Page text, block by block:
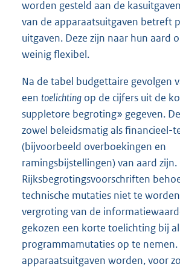
worden gesteld aan de
van de apparaatsuitgaven betreft
uitgaven. Deze zijn naar hun aard
weinig flexibel.
Na de tabel budgettaire gevolgen
een toelichting op de cijfers uit de
suppletore begroting» gegeven.
zowel beleidsmatig als financieel-
(bijvoorbeeld overboekingen en
ramingsbijstellingen) van aard
Rijksbegrotingsvoorschriften
technische mutaties niet te
vergroting van de
gekozen een korte toelichting bij
programmamutaties op te
apparaatsuitgaven worden, voor